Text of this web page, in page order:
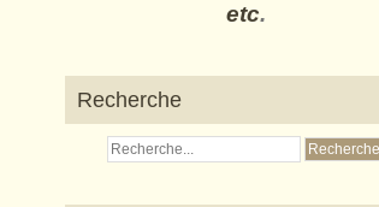
etc.
Recherche